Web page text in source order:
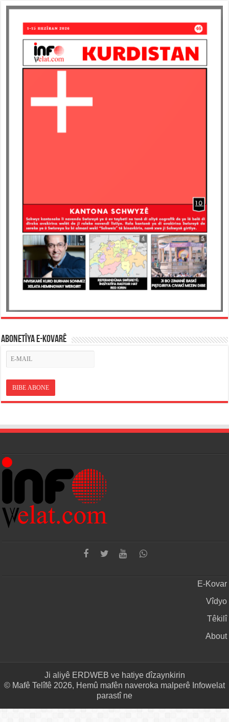
ABONETÎYA E-KOVARÊ
E-Kovar
Vîdyo
Têkilî
About
Ji aliyê ERDWEB ve hatiye dîzaynkirin
© Mafê Telîfê 2026, Hemû mafên naveroka malperê Infowelat
parastî ne